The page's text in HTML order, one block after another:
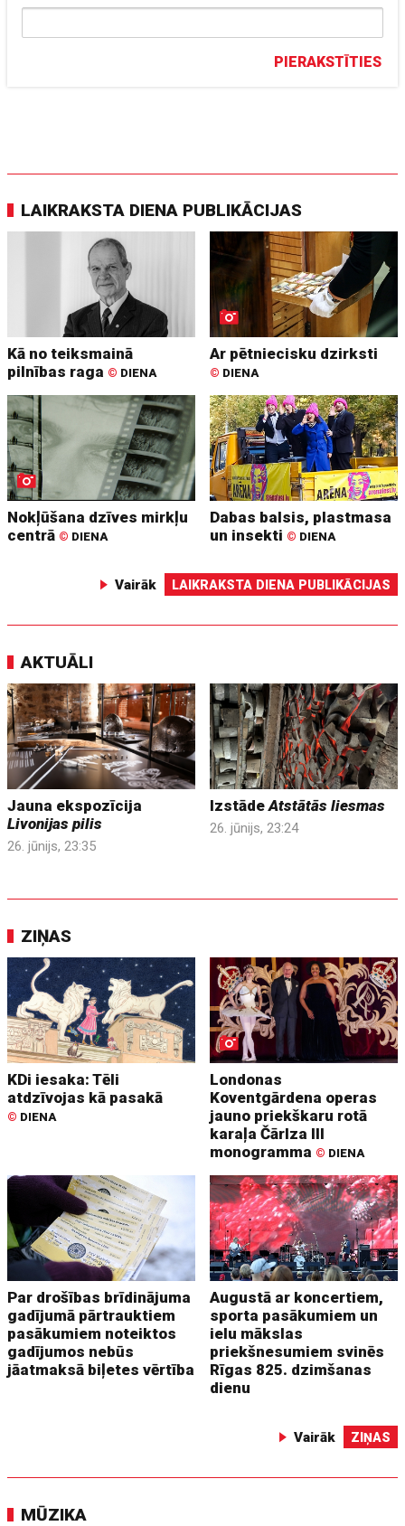
PIERAKSTĪTIES
LAIKRAKSTA DIENA PUBLIKĀCIJAS
Kā no teiksmainā
pilnības raga © DIENA
Ar pētniecisku dzirksti
© DIENA
Nokļūšana dzīves mirkļu
centrā © DIENA
Dabas balsis, plastmasa
un insekti © DIENA
Vairāk LAIKRAKSTA DIENA PUBLIKĀCIJAS
AKTUĀLI
Jauna ekspozīcija
Livonijas pilis
26. jūnijs, 23:35
IzstādeAtstātās liesmas
26. jūnijs, 23:24
ZIŅAS
KDi iesaka: Tēli
atdzīvojas kā pasakā
© DIENA
Londonas
Koventgārdena operas
jauno priekškaru rotā
karaļa Čārlza III
monogramma © DIENA
Par drošības brīdinājuma
gadījumā pārtrauktiem
pasākumiem noteiktos
gadījumos nebūs
jāatmaksā biļetes vērtība
Augustā ar koncertiem,
sporta pasākumiem un
ielu mākslas
priekšnesumiem svinēs
Rīgas 825. dzimšanas
dienu
Vairāk ZIŅAS
MŪZIKA